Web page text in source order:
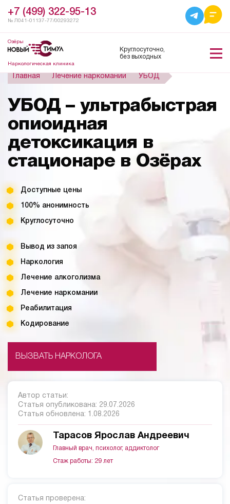
+7 (499) 322-95-13
№ Л041-01137-77/00293272
Озёры
Наркологическая клиника
Круглосуточно,
без выходных
Главная Лечение наркомании УБОД
УБОД – ультрабыстрая
опиоидная
детоксикация в
стационаре в Озёрах
Доступные цены
100% анонимность
Круглосуточно
Вывод из запоя
Наркология
Лечение алкоголизма
Лечение наркомании
Реабилитация
Кодирование
ВЫЗВАТЬ НАРКОЛОГА
Автор статьи:
Статья опубликована: 29.07.2026
Статья обновлена:
1.08.2026
Тарасов Ярослав Андреевич
Главный врач, психолог, аддиктолог
Стаж работы: 29 лет
Статья проверена: